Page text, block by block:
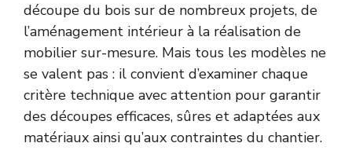
découpe du bois sur de nombreux projets, de
l’aménagement intérieur à la réalisation de
mobilier sur-mesure. Mais tous les modèles ne
se valent pas : il convient d’examiner chaque
critère technique avec attention pour garantir
des découpes efficaces, sûres et adaptées aux
matériaux ainsi qu’aux contraintes du chantier.